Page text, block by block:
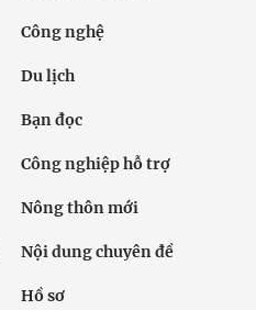
Công nghệ
Du lịch
Bạn đọc
Công nghiệp hỗ trợ
Nông thôn mới
Nội dung chuyên đề
Hồ sơ